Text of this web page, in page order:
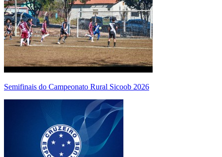
Semifinais do Campeonato Rural Sicoob 2026